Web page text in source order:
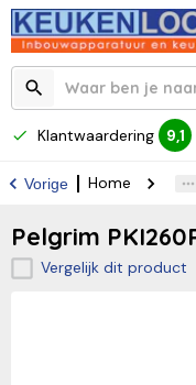
Klantwaardering 9,1
Vorige Home
Pelgrim
Vergelijk dit product